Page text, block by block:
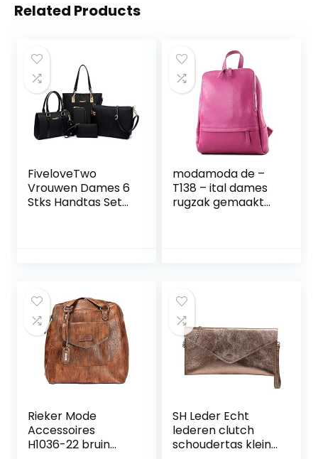
Related Products
FiveloveTwo
Vrouwen Dames 6
Stks Handtas Set
modamoda de –
T138 – ital dames
rugzak gemaakt
Rieker Mode
Accessoires
H1036-22 bruin
SH Leder Echt
lederen clutch
schoudertas kleine